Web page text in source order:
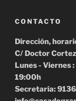
CONTACTO
Dirección,
C/ Doctor
Lunes - Viernes
19:00h
Secretaría: